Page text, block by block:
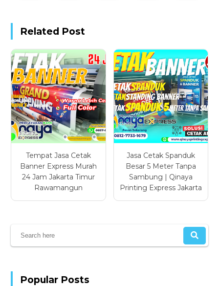
Related Post
Tempat Jasa Cetak
Banner Express Murah
24 Jam Jakarta Timur
Rawamangun
Jasa Cetak Spanduk
Besar 5 Meter Tanpa
Sambung | Qinaya
Printing Express Jakarta
Popular Posts